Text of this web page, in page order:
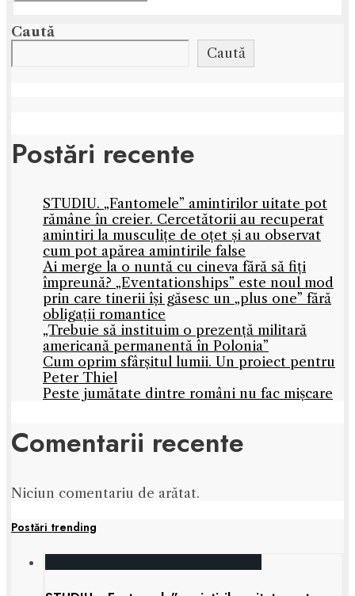
Caută
Caută
Postări recente
STUDIU. „Fantomele” amintirilor uitate pot
rămâne în creier. Cercetătorii au recuperat
amintiri la musculițe de oțet și au observat
cum pot apărea amintirile false
Ai merge la o nuntă cu cineva fără să fiți
împreună? „Eventationships” este noul mod
prin care tinerii își găsesc un „plus one” fără
obligații romantice
„Trebuie să instituim o prezență militară
americană permanentă în Polonia”
Cum oprim sfârșitul lumii. Un proiect pentru
Peter Thiel
Peste jumătate dintre români nu fac mișcare
Comentarii recente
Niciun comentariu de arătat.
Postări trending